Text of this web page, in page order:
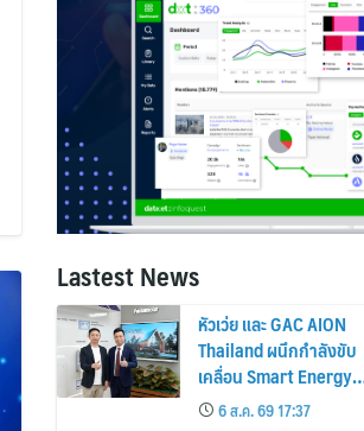
Lastest News
หัวเว่ย และ GAC AION
Thailand ผนึกกำลังขับ
เคลื่อน Smart Energy
Ecosystem เชื่อม GAC
6 ส.ค. 69 17:37